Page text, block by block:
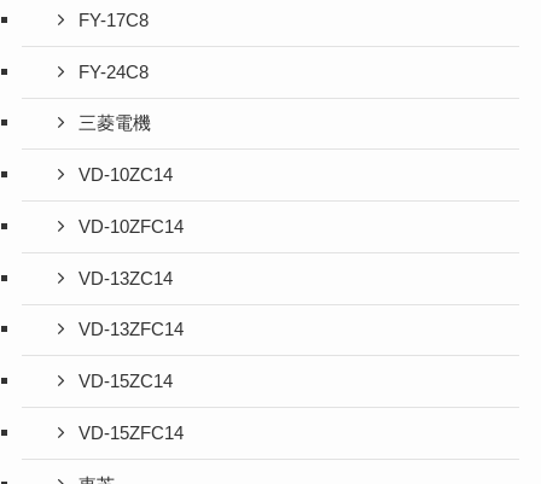
FY-17C8
FY-24C8
三菱電機
VD-10ZC14
VD-10ZFC14
VD-13ZC14
VD-13ZFC14
VD-15ZC14
VD-15ZFC14